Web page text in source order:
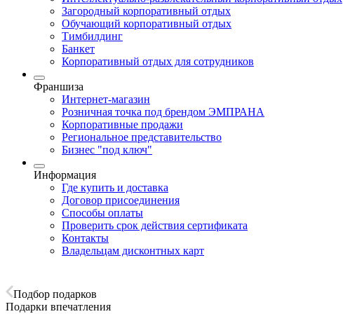
Загородный корпоративный отдых
Обучающий корпоративный отдых
Тимбилдинг
Банкет
Корпоративный отдых для сотрудников
Франшиза
Интернет-магазин
Розничная точка под брендом ЭМПРАНА
Корпоративные продажи
Региональное представительство
Бизнес "под ключ"
Информация
Где купить и доставка
Договор присоединения
Способы оплаты
Проверить срок действия сертификата
Контакты
Владельцам дисконтных карт
Подбор подарков
Подарки впечатления